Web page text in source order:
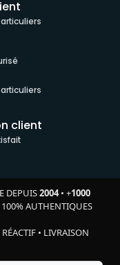
client
DEPUIS2004• +1000
AUTHENTIQUES
• LIVRAISON